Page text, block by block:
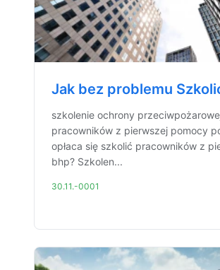
Jak bez problemu
szkolenie ochrony
pracowników z pierwszej pomocy
opłaca się szkolić pracowników z
bhp? Szkolen...
30.11.-0001